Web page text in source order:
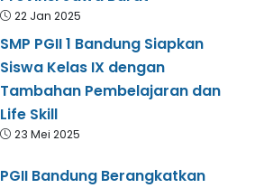
22 Jan 2025
SMP PGII 1 Bandung Siapkan
Siswa Kelas IX dengan
Tambahan Pembelajaran dan
Life Skill
23 Mei 2025
PGII Bandung Berangkatkan